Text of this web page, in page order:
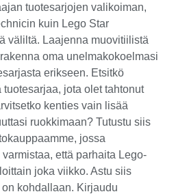
tuotesarjojen valikoiman,
kuin Lego Star
väliltä. Laajenna muovitiilistä
oma unelmakokoelmasi
erikseen. Etsitkö
jota olet tahtonut
kenties vain lisää
ruokkimaan? Tutustu siis
jossa
että parhaita Lego-
joka viikko. Astu siis
kohdallaan. Kirjaudu